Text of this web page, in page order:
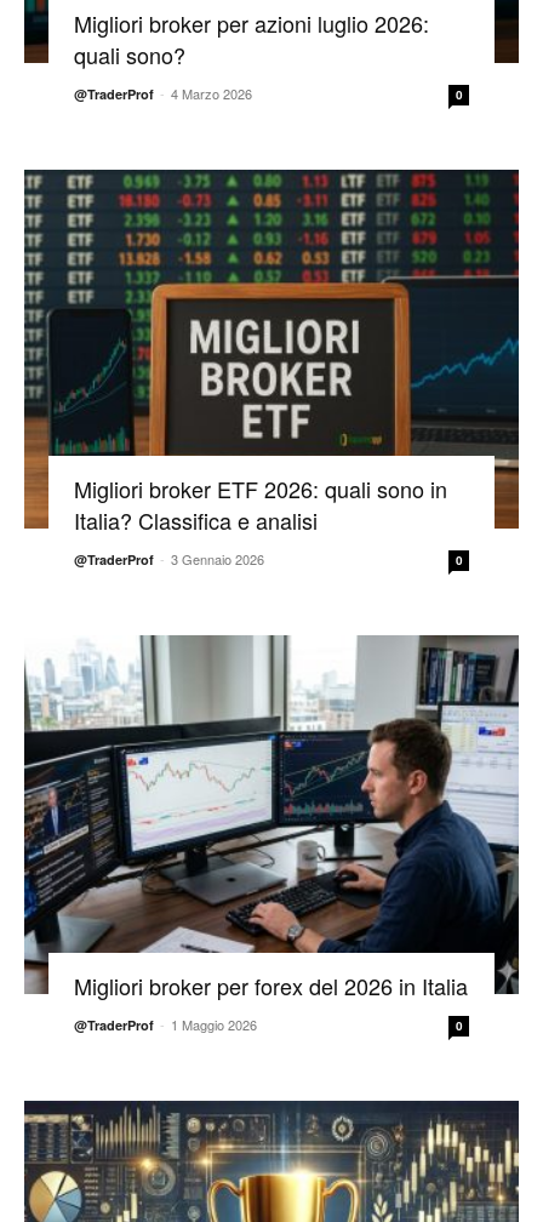
Migliori broker per azioni luglio 2026:
quali sono?
@TraderProf - 4 Marzo 2026 0
Migliori broker ETF 2026: quali sono in
Italia? Classifica e analisi
@TraderProf - 3 Gennaio 2026 0
Migliori broker per forex del 2026 in Italia
@TraderProf - 1 Maggio 2026 0